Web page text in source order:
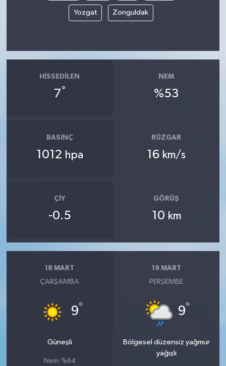
Yozgat Zonguldak
HISSEDILEN
7°
NEM
%53
BASINÇ
1012 hpa
RÜZGAR
16 km/s
ÇIY
-0.5
GÖRÜŞ
10 km
18 MART
ÇARŞAMBA
9°
Güneşli
Nem: %64
19 MART
PERŞEMBE
9°
Bölgesel düzensiz yağmur
yağışlı